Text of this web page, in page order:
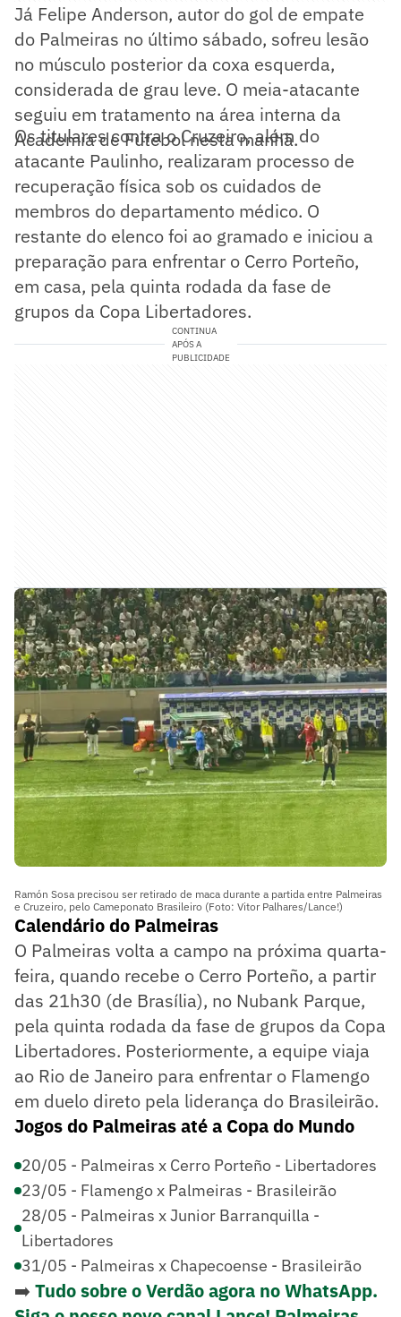
Já Felipe Anderson, autor do gol de empate
do Palmeiras no último sábado, sofreu lesão
no músculo posterior da coxa esquerda,
considerada de grau leve. O meia-atacante
seguiu em tratamento na área interna da
Academia de Futebol nesta manhã.
Os titulares contra o Cruzeiro, além do
atacante Paulinho, realizaram processo de
recuperação física sob os cuidados de
membros do departamento médico. O
restante do elenco foi ao gramado e iniciou a
preparação para enfrentar o Cerro Porteño,
em casa, pela quinta rodada da fase de
grupos da Copa Libertadores.
CONTINUA
APÓS A
PUBLICIDADE
Ramón Sosa precisou ser retirado de maca durante a partida entre Palmeiras
e Cruzeiro, pelo Cameponato Brasileiro (Foto: Vitor Palhares/Lance!)
Calendário do Palmeiras
O Palmeiras volta a campo na próxima quarta-
feira, quando recebe o Cerro Porteño, a partir
das 21h30 (de Brasília), no Nubank Parque,
pela quinta rodada da fase de grupos da Copa
Libertadores. Posteriormente, a equipe viaja
ao Rio de Janeiro para enfrentar o Flamengo
em duelo direto pela liderança do Brasileirão.
Jogos do Palmeiras até a Copa do Mundo
20/05 - Palmeiras x Cerro Porteño - Libertadores
23/05 - Flamengo x Palmeiras - Brasileirão
28/05 - Palmeiras x Junior Barranquilla -
Libertadores
31/05 - Palmeiras x Chapecoense - Brasileirão
➡️ Tudo sobre o Verdão agora no WhatsApp.